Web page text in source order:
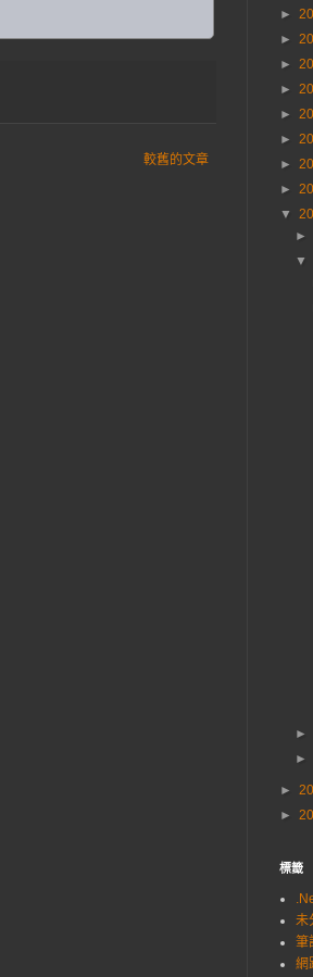
較舊的文章
►
►
►
►
►
►
►
►
▼
►
►
標籤
未
筆
網